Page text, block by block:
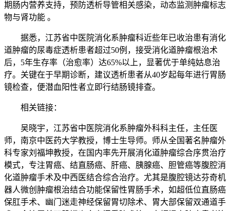
期肠内营养支持，预防透析导管相关感染，动态监测肿瘤标志
物与肾功能 。
据悉，江苏省中医院消化系肿瘤科近些年已收治患有消化
道肿瘤的尿毒症透析患者超过50例，接受消化道肿瘤根治术
后，5年生存率（治愈率）达65%以上，显著优于单纯姑息治
疗。关键在于早期诊断，建议透析患者从40岁起每年进行胃肠
镜检查，便潜血阳性者立即行结肠镜排查。
相关链接：
吴晓宇，江苏省中医院消化系肿瘤外科科主任，主任医
师，南京中医药大学教授，博士生导师。师从全国著名肿瘤外
科专家刘福坤教授，在国内率先开展消化道肿瘤综合序贯治疗
模式，专注胃癌、结直肠癌、肝癌、胰腺癌、胆管癌等腹腔消
化道肿瘤手术及中西医结合综合治疗。尤其是腹腔镜达芬奇机
器人微创肿瘤根治结合功能保留性胃肠手术，如超低位直肠癌
保肛手术、幽门迷走神经保留胃切除术、胃大部保留双通道手